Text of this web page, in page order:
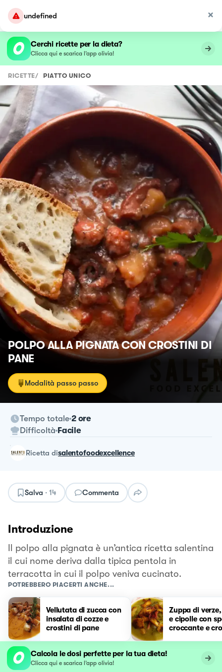
undefined
Cerchi ricette per la dieta?
Clicca qui e scarica l’app olivia!
RICETTE/ PIATTO UNICO
POLPO ALLA PIGNATA CON CROSTINI DI
PANE
Modalità passo passo
Tempo totale 2 ore
Difficoltà Facile
ricetta disalentofoodexcellence
Salva · 14 Commenta
Introduzione
Il polpo alla pignata è un’antica ricetta salentina
il cui nome deriva dalla tipica pentola in
terracotta in cui il polpo veniva cucinato.
POTREBBERO PIACERTI ANCHE...
Vellutata di zucca con
insalata di cozze e
crostini di pane
Zuppa di
e cipolle con
croccante e
Calcola le dosi perfette per la tua dieta!
Clicca qui e scarica l’app olivia!